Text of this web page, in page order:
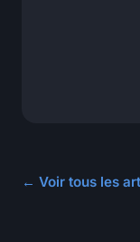
← Voir tous les